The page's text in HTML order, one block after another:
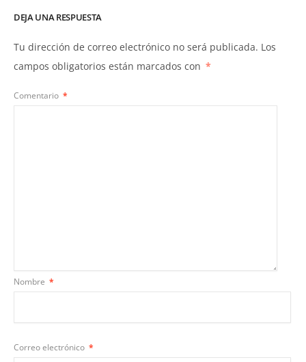
DEJA UNA RESPUESTA
Tu dirección de correo electrónico no será publicada. Los
campos obligatorios están marcados con *
Comentario *
Nombre *
Correo electrónico *